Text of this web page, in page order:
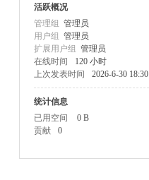
活跃概况
管理组 管理员
用户组 管理员
扩展用户组 管理员
在线时间
120 小时
上次发表时间
2026-6-30 18:30
统计信息
已用空间
0 B
贡献
0